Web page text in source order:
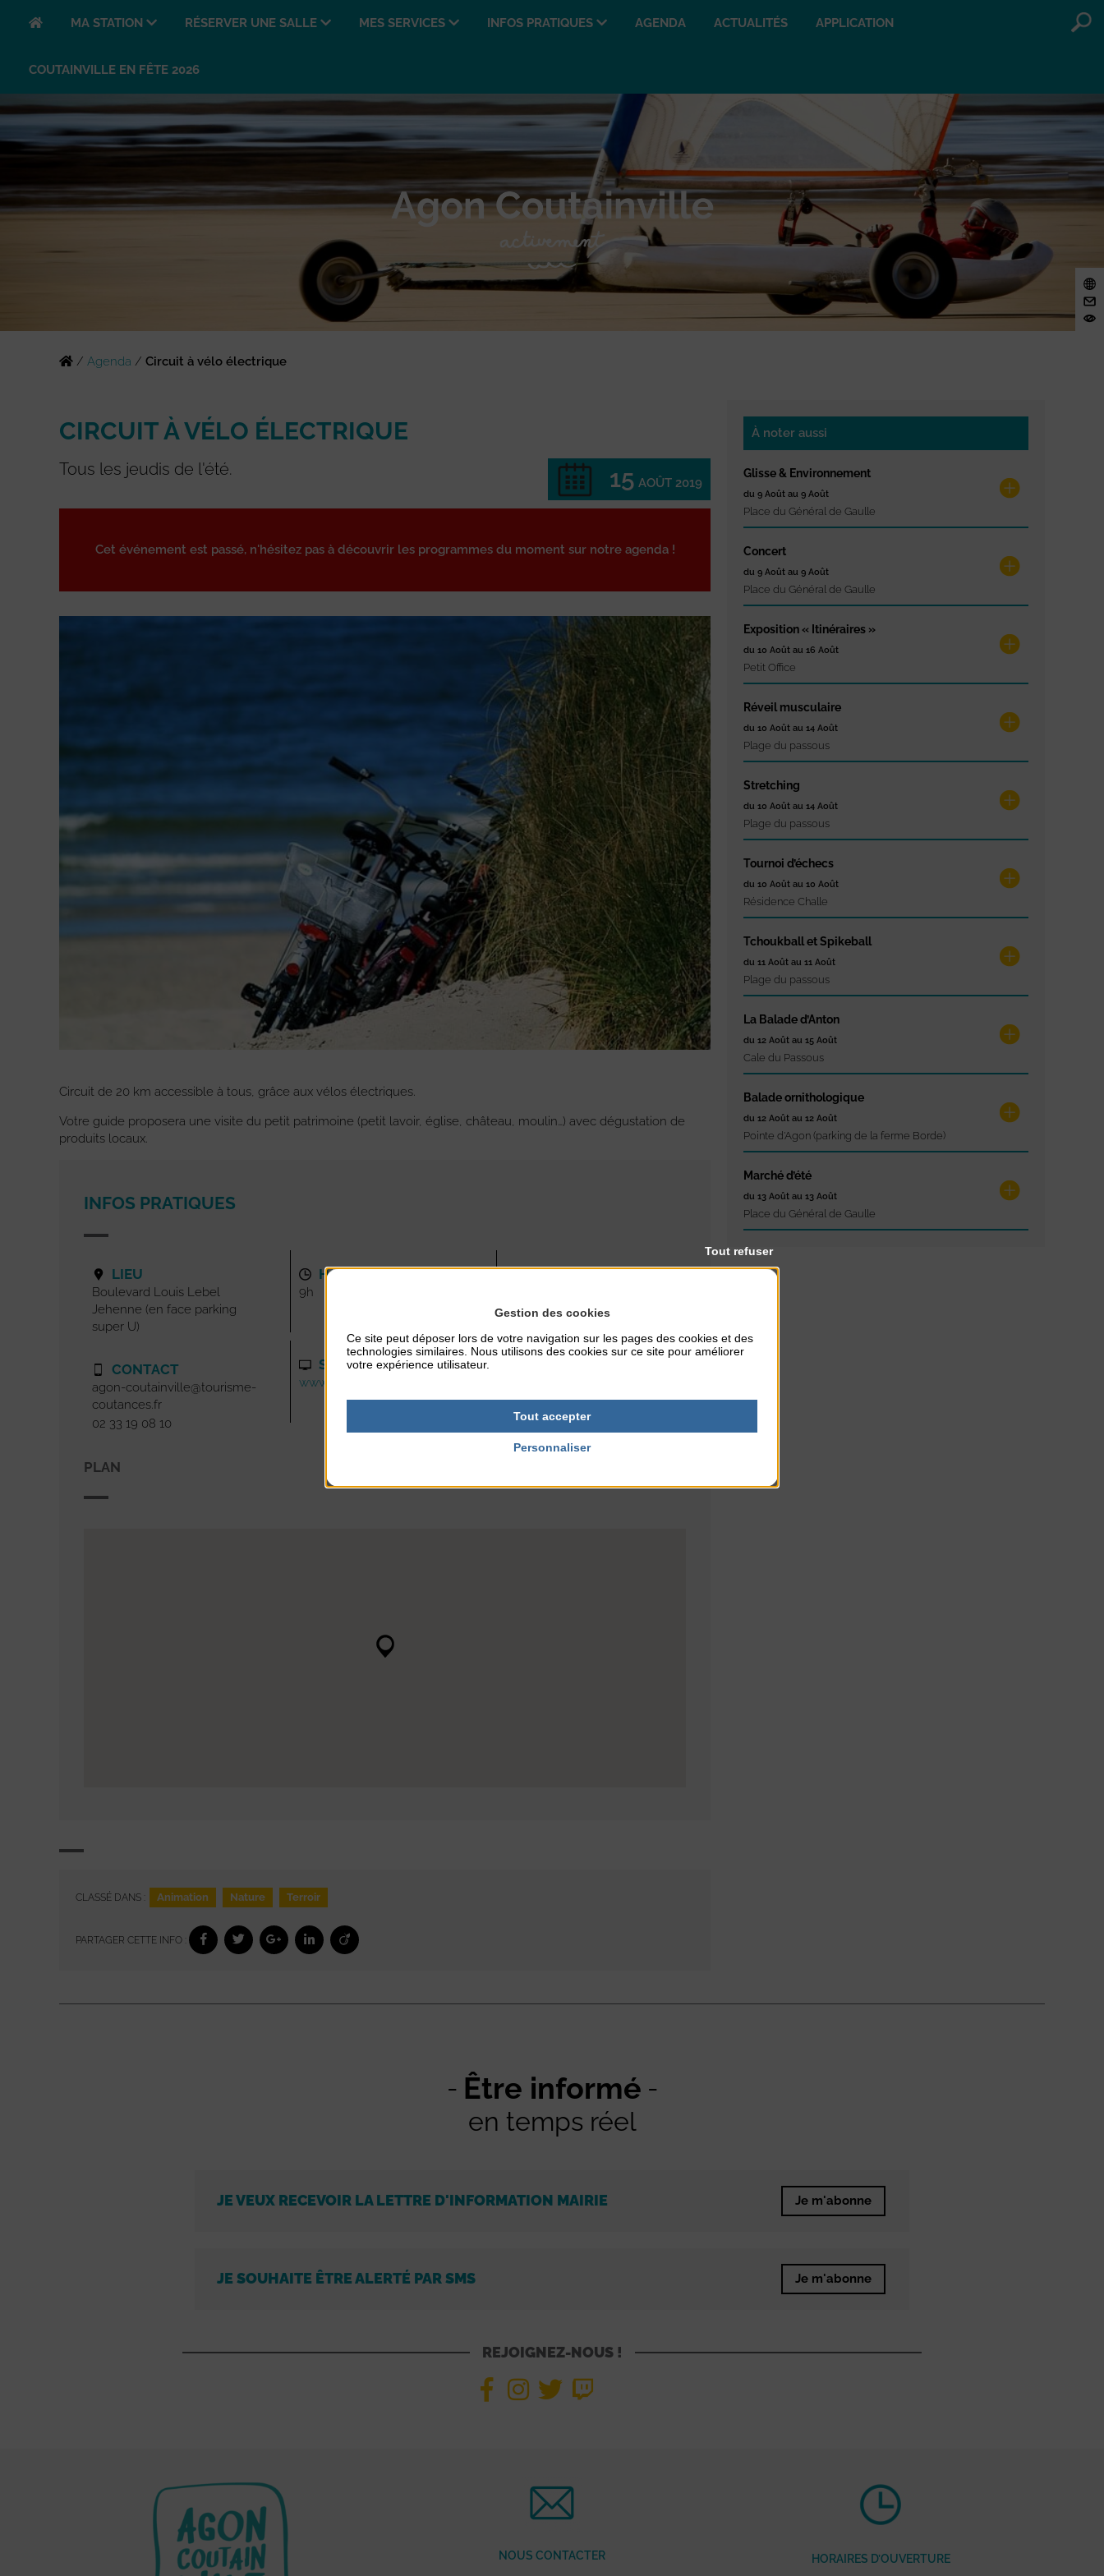
MA STATION RÉSERVER UNE SALLE MES SERVICES INFOS PRATIQUES AGENDA ACTUALITÉS APPLICATION
COUTAINVILLE EN FÊTE 2026
/ Agenda / Circuit à vélo électrique
CIRCUIT À VÉLO ÉLECTRIQUE
Tous les jeudis de l'été. 15 AOÛT 2019
Cet événement est passé, n'hésitez pas à découvrir les programmes du moment sur notre agenda !
Circuit de 20 km accessible à tous, grâce aux vélos électriques.
Votre guide proposera une visite du petit patrimoine (petit lavoir, église, château, moulin…) avec dégustation de
produits locaux.
INFOS PRATIQUES
LIEU
Boulevard Louis Lebel
Jehenne (en face parking
super U)
CONTACT
agon-coutainville@tourisme-
coutances.fr
02 33 19 08 10
HORAIRES
9h
SITE INTERNET
www.tourisme-coutances.fr
TARIFS
99€95. Avec votre vélo
PLAN
CLASSÉ DANS : Animation Nature Terroir
PARTAGER CETTE INFO :
À noter aussi
Glisse & Environnement
du 9 Août au 9 Août
Place du Général de Gaulle
Concert
du 9 Août au 9 Août
Place du Général de Gaulle
Exposition « Itinéraires »
du 10 Août au 16 Août
Petit Office
Réveil musculaire
du 10 Août au 14 Août
Plage du passous
Stretching
du 10 Août au 14 Août
Plage du passous
Tournoi d’échecs
du 10 Août au 10 Août
Résidence Challe
Tchoukball et Spikeball
du 11 Août au 11 Août
Plage du passous
La Balade d’Anton
du 12 Août au 15 Août
Cale du Passous
Balade ornithologique
du 12 Août au 12 Août
Pointe d'Agon (parking de la ferme Borde)
Marché d’été
du 13 Août au 13 Août
Place du Général de Gaulle
Être informé
en temps réel
JE VEUX RECEVOIR LA LETTRE D'INFORMATION MAIRIE Je m'abonne
JE SOUHAITE ÊTRE ALERTÉ PAR SMS Je m'abonne
REJOIGNEZ-NOUS !
NOUS CONTACTER HORAIRES D’OUVERTURE
Gestion des cookies
Ce site peut déposer lors de votre navigation sur les pages des cookies et des
technologies similaires. Nous utilisons des cookies sur ce site pour améliorer
votre expérience utilisateur.
Tout accepter
Tout refuser
Personnaliser